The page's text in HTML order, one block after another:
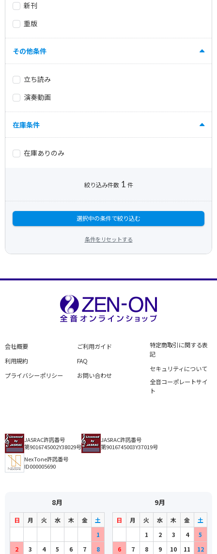
新刊
重版
その他条件
立ち読み
演奏動画
在庫条件
在庫ありのみ
絞り込み件数 1 件
選択中の条件で絞り込む
条件をリセットする
会社概要
利用規約
プライバシーポリシー
ご利用ガイド
FAQ
お問い合わせ
特定商取引に関する表
記
セキュリティについて
全音コーポレートサイ
ト
JASRAC許諾番号
第9016745002Y38029号
JASRAC許諾番号
第9016745003Y37019号
NexTone許諾番号
ID000005690
8月
日 月 火 水 木 金
土
1
2
3 4 5 6 7 8
9月
日 月 火 水 木 金
土
1
2 3 4
5
6
7 8 9 10 11 12